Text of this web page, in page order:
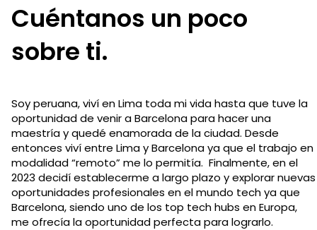
Cuéntanos un poco
sobre ti.
Soy peruana, viví en Lima toda mi vida hasta que tuve la
oportunidad de venir a Barcelona para hacer una
maestría y quedé enamorada de la ciudad. Desde
entonces viví entre Lima y Barcelona ya que el trabajo en
modalidad “remoto” me lo permitía. Finalmente, en el
2023 decidí establecerme a largo plazo y explorar nuevas
oportunidades profesionales en el mundo tech ya que
Barcelona, siendo uno de los top tech hubs en Europa,
me ofrecía la oportunidad perfecta para lograrlo.